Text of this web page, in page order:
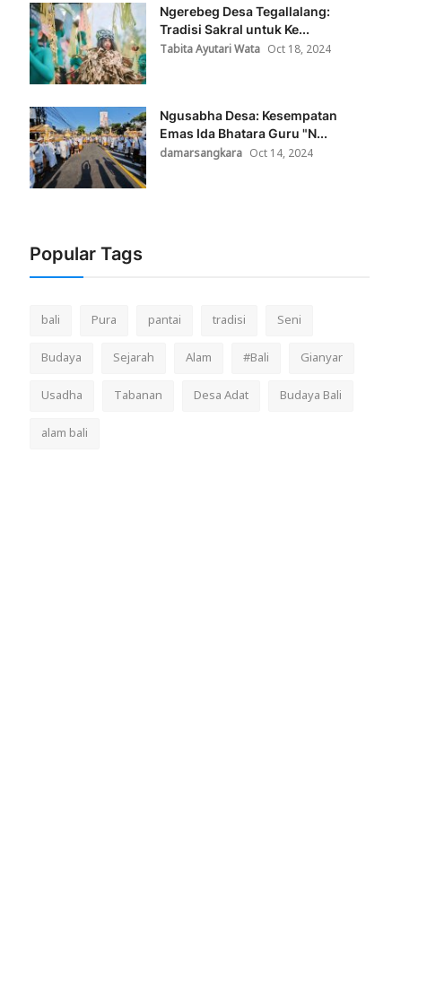
Ngerebeg Desa Tegallalang:
Tradisi Sakral untuk Ke...
Tabita Ayutari Wata Oct 18, 2024
Ngusabha Desa: Kesempatan
Emas Ida Bhatara Guru "N...
damarsangkara Oct 14, 2024
Popular Tags
bali Pura pantai tradisi
Seni
Budaya
Sejarah Alam #Bali
Gianyar
Usadha
Tabanan Desa Adat
Budaya Bali
alam bali